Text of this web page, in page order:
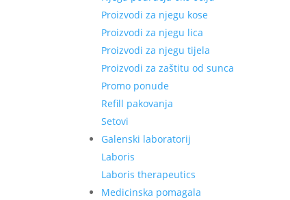
Proizvodi za njegu kose
Proizvodi za njegu lica
Proizvodi za njegu tijela
Proizvodi za zaštitu od sunca
Promo ponude
Refill pakovanja
Setovi
Galenski laboratorij
Laboris
Laboris therapeutics
Medicinska pomagala